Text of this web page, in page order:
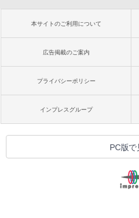
本サイトのご利用について
広告掲載のご案内
プライバシーポリシー
インプレスグループ
PC版で